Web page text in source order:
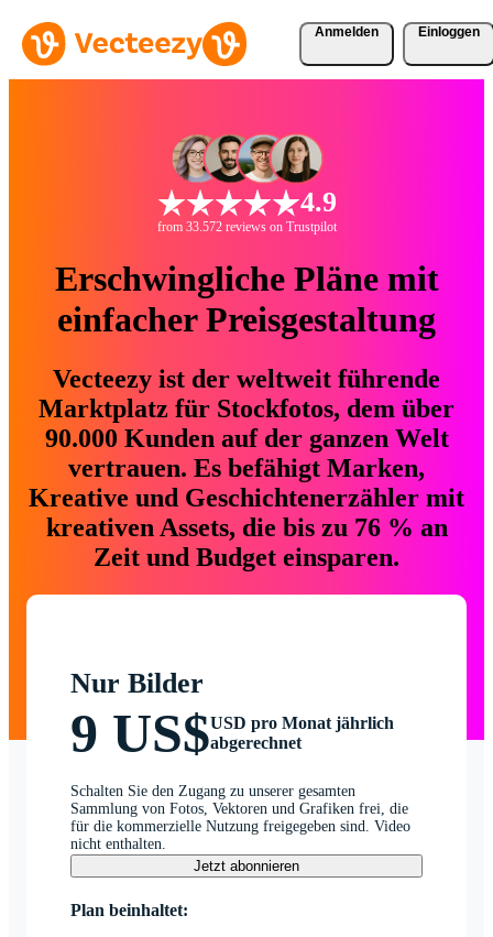
Anmelden Einloggen
4.9
from 33.572 reviews on Trustpilot
Erschwingliche Pläne mit
einfacher Preisgestaltung
Vecteezy ist der weltweit führende
Marktplatz für Stockfotos, dem über
90.000 Kunden auf der ganzen Welt
vertrauen. Es befähigt Marken,
Kreative und Geschichtenerzähler mit
kreativen Assets, die bis zu 76 % an
Zeit und Budget einsparen.
Nur Bilder
9 US$USD pro Monat jährlich
abgerechnet
Schalten Sie den Zugang zu unserer gesamten
Sammlung von Fotos, Vektoren und Grafiken frei, die
für die kommerzielle Nutzung freigegeben sind. Video
nicht enthalten.
Jetzt abonnieren
Plan beinhaltet: